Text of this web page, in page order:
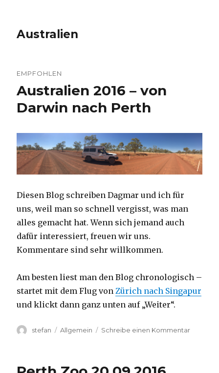
Australien
EMPFOHLEN
Australien 2016 – von
Darwin nach Perth
Diesen Blog schreiben Dagmar und ich für
uns, weil man so schnell vergisst, was man
alles gemacht hat. Wenn sich jemand auch
dafür interessiert, freuen wir uns.
Kommentare sind sehr willkommen.
Am besten liest man den Blog chronologisch –
startet mit dem Flug vonZürich nach Singapur
und klickt dann ganz unten auf „Weiter“.
Autor
stefan Kategorien
Allgemein Schreibe einen Kommentarzu